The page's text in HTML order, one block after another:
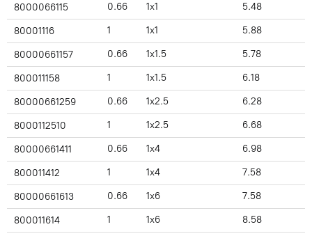
8000066115 0.66 1x1 5.48
80001116 1 1x1 5.88
80000661157 0.66 1x1.5 5.78
800011158 1 1x1.5 6.18
80000661259 0.66 1x2.5 6.28
8000112510 1 1x2.5 6.68
80000661411 0.66 1x4 6.98
800011412 1 1x4 7.58
80000661613 0.66 1x6 7.58
800011614 1 1x6 8.58